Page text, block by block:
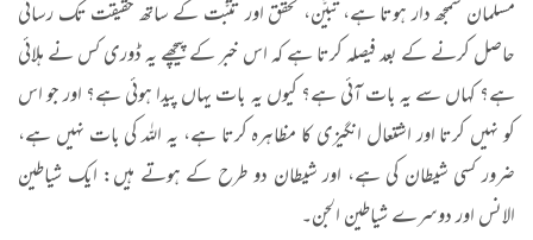
مسلمان سمجھ دار ہوتا ہے، تبیُّن، تحقُّق اور تثبُّت کے ساتھ حقیقت تک رسائی
حاصل کرنے کے بعد فیصلہ کرتا ہے کہ اس خبر کے پیچھے یہ ڈوری کس نے ہلائی
ہے؟ کہاں سے یہ بات آئی ہے؟ کیوں یہ بات یہاں پیدا ہوئی ہے؟ اور جو اس
کو نہیں کرتا اور اشتعال انگیزی کا مظاہرہ کرتا ہے، یہ اللہ کی بات نہیں ہے،
ضرور کسی شیطان کی ہے، اور شیطان دو طرح کے ہوتے ہیں: ایک شیاطین
الانس اور دوسرے شیاطین الجن۔